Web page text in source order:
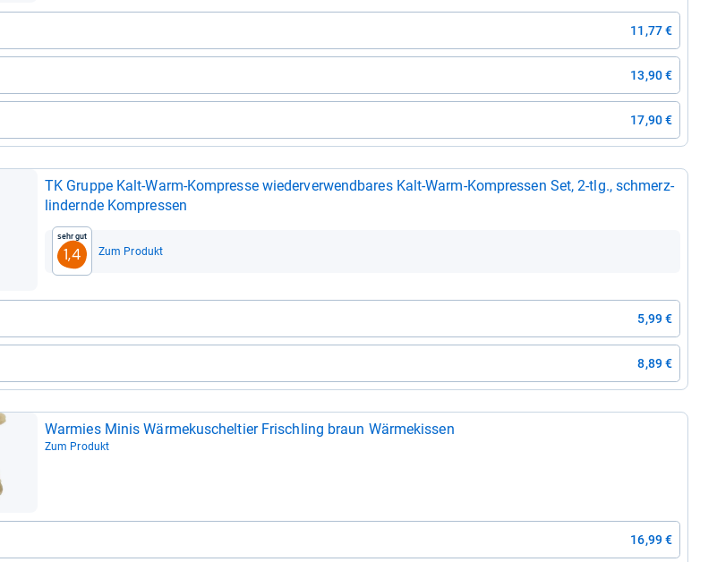
11,77 €
13,90 €
17,90 €
TK Gruppe Kalt-​Warm-​Kom­presse wie­der­ver­wend­ba­res Kalt-​Warm-​Kom­pres­sen Set, 2-​tlg., schmerz­
lin­dernde Kom­pres­sen
Sehr gut
1,4 Zum Produkt
5,99 €
8,89 €
War­mies Minis Wär­me­ku­schel­tier Frisch­ling braun Wär­me­kis­sen
Zum Produkt
16,99 €